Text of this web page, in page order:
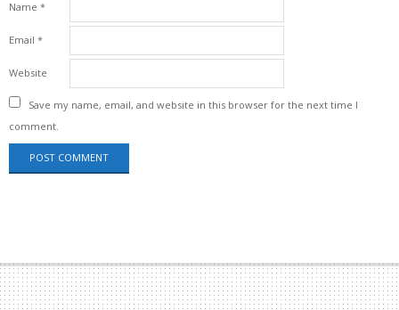
Name *
Email *
Website
Save my name, email, and website in this browser for the next time I
comment.